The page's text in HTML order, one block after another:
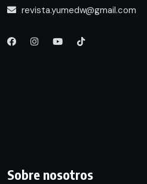
revista.yumedw@gmail.com
Sobre nosotros